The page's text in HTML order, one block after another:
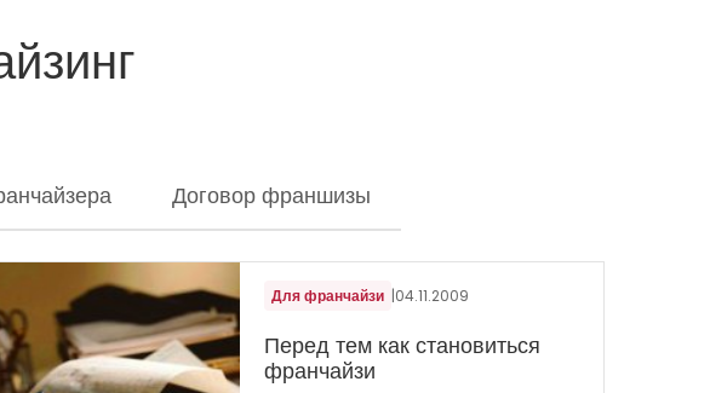
Договор франшизы
Для франчайзи |04.11.2009
Перед тем как становиться
франчайзи